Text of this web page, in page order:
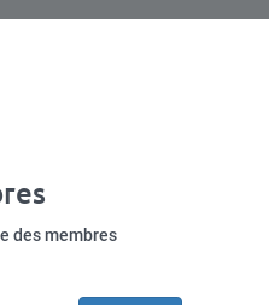
des membres